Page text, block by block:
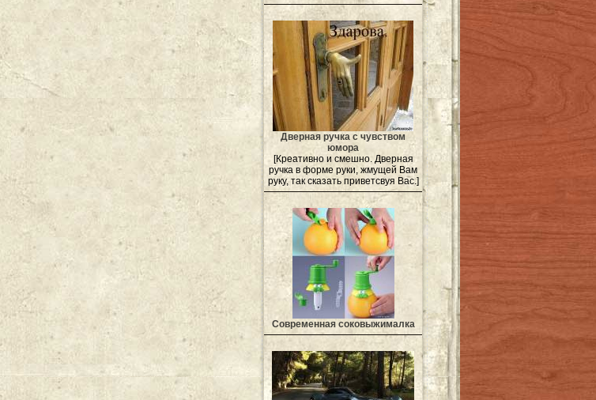
Дверная ручка с чувством
юмора
[Креативно и смешно. Дверная
ручка в форме руки, жмущей Вам
руку, так сказать приветсвуя Вас.]
Современная соковыжималка